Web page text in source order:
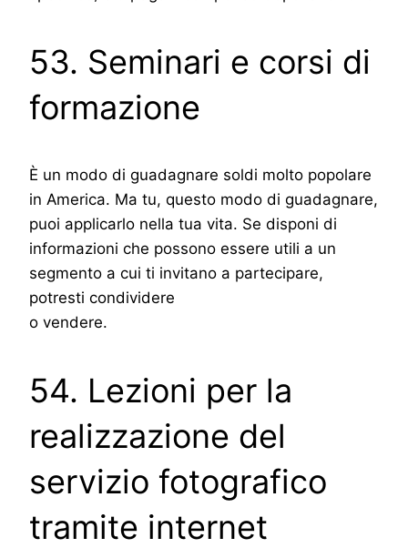
53. Seminari e corsi di
formazione
È un modo di guadagnare soldi molto popolare
in America. Ma tu, questo modo di guadagnare,
puoi applicarlo nella tua vita. Se disponi di
informazioni che possono essere utili a un
segmento a cui ti invitano a partecipare,
potresti condividere
o vendere.
54. Lezioni per la
realizzazione del
servizio fotografico
tramite internet